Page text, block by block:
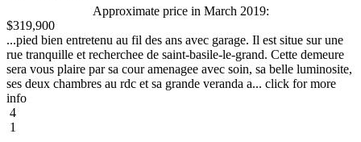
Approximate price in March 2019:
$319,900
...pied bien entretenu au fil des ans avec garage. Il est situe sur une
rue tranquille et recherchee de saint-basile-le-grand. Cette demeure
sera vous plaire par sa cour amenagee avec soin, sa belle luminosite,
ses deux chambres au rdc et sa grande veranda a... click for more
info
4
1